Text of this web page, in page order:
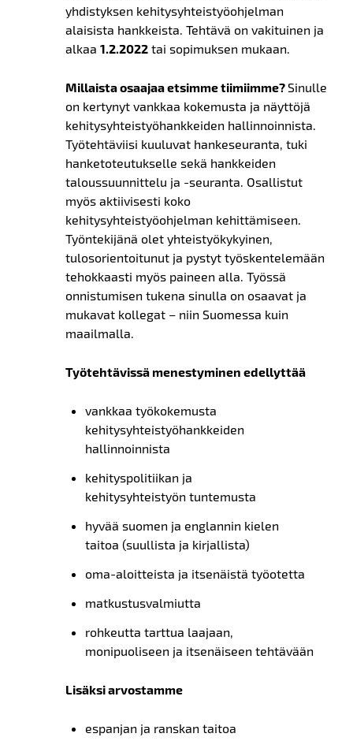
yhdistyksen kehitysyhteistyöohjelman
alaisista hankkeista. Tehtävä on vakituinen ja
alkaa 1.2.2022tai sopimuksen mukaan.
Millaista osaajaa etsimme tiimiimme? Sinulle
on kertynyt vankkaa kokemusta ja näyttöjä
kehitysyhteistyöhankkeiden hallinnoinnista.
Työtehtäviisi kuuluvat hankeseuranta, tuki
hanketoteutukselle sekä hankkeiden
taloussuunnittelu ja -seuranta. Osallistut
myös aktiivisesti koko
kehitysyhteistyöohjelman kehittämiseen.
Työntekijänä olet yhteistyökykyinen,
tulosorientoitunut ja pystyt työskentelemään
tehokkaasti myös paineen alla. Työssä
onnistumisen tukena sinulla on osaavat ja
mukavat kollegat – niin Suomessa kuin
maailmalla.
Työtehtävissä menestyminen edellyttää
vankkaa työkokemusta
kehitysyhteistyöhankkeiden
hallinnoinnista
kehityspolitiikan ja
kehitysyhteistyön tuntemusta
hyvää suomen ja englannin kielen
taitoa (suullista ja kirjallista)
oma-aloitteista ja itsenäistä työotetta
matkustusvalmiutta
rohkeutta tarttua laajaan,
monipuoliseen ja itsenäiseen tehtävään
Lisäksi arvostamme
espanjan ja ranskan taitoa